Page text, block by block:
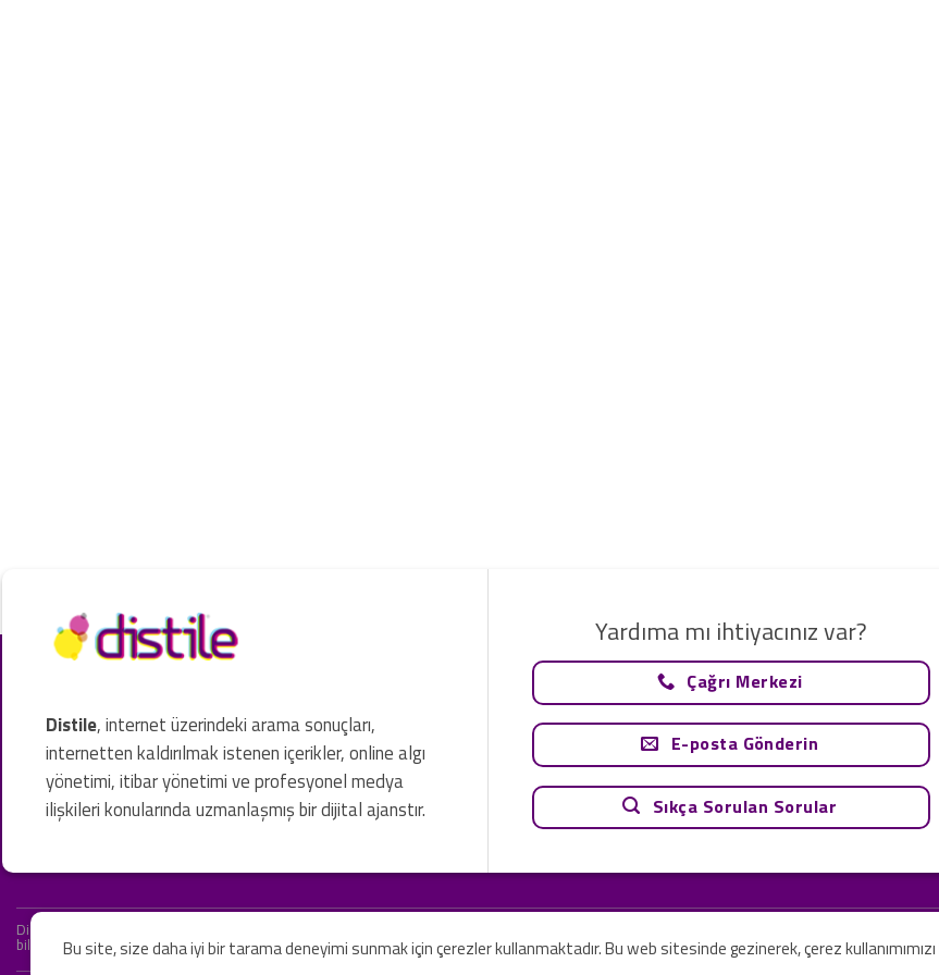
Distile, internet üzerindeki arama sonuçları,
internetten kaldırılmak istenen içerikler, online algı
yönetimi, itibar yönetimi ve profesyonel medya
ilişkileri konularında uzmanlaşmış bir dijital ajanstır.
Yardıma mı ihtiyacınız var?
Çağrı Merkezi
E-posta Gönderin
Sıkça Sorulan Sorular
Distile bir hukuk firması değildir ve hizmetlerimizin hiçbiri resmi hukuki tavsiye olarak değerlendirilemez. Sadece teknoloji ve danışmanlık
bilgiler yalnızca genel bilgi niteliğindedir. Yasal tavsiye olarak değerlendirilmesi amaçlanmamıştır.
Bu site, size daha iyi bir tarama deneyimi sunmak için çerezler kullanmaktadır. Bu web sitesinde gezinerek, çerez